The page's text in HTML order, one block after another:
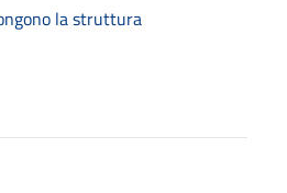
la struttura